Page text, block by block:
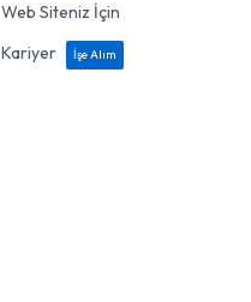
Web Siteniz İçin
Kariyer
İşe Alım